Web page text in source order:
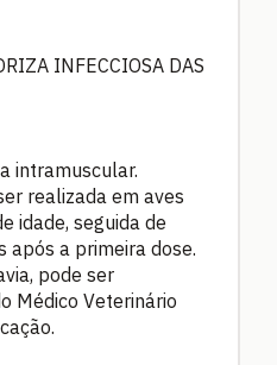
INFECCIOSA DAS
intramuscular.
realizada em aves
idade, seguida de
após a primeira dose.
pode ser
Médico Veterinário